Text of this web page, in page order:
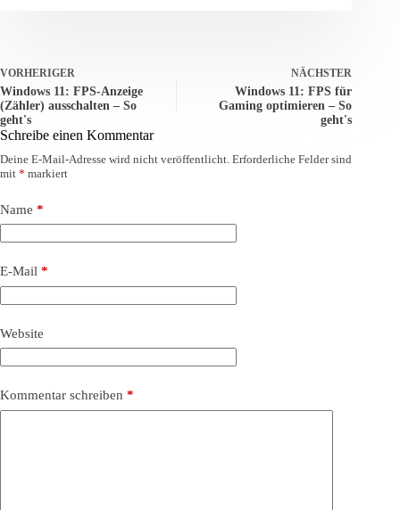
VORHERIGER
Windows 11: FPS-Anzeige
(Zähler) ausschalten – So
geht's
NÄCHSTER
Windows 11: FPS für
Gaming optimieren – So
geht's
Schreibe einen Kommentar
Deine E-Mail-Adresse wird nicht veröffentlicht. Erforderliche Felder sind
mit * markiert
Name *
E-Mail *
Website
Kommentar schreiben *